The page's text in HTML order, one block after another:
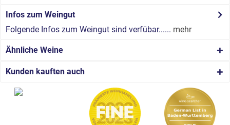
Infos zum Weingut
Folgende Infos zum Weingut sind verfübar...... mehr
Ähnliche Weine
Kunden kauften auch